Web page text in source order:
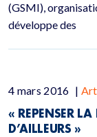
(GSMI),
développe des
4 mars 2016 |
« REPENSER
D’AILLEURS »